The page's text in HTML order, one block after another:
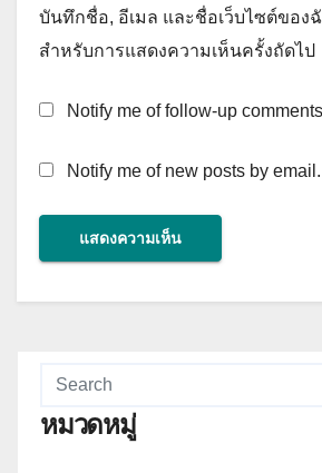
บันทึกชื่อ, อีเมล และชื่อเว็บไซต์ของ
สำหรับการแสดงความเห็นครั้งถัดไป
Notify me of follow-up
Notify me of new posts by email.
หมวดหมู่